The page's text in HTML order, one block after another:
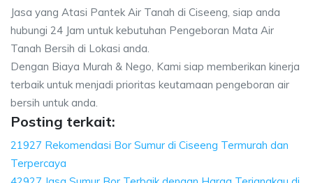
Jasa yang Atasi Pantek Air Tanah di Ciseeng, siap anda
hubungi 24 Jam untuk kebutuhan Pengeboran Mata Air
Tanah Bersih di Lokasi anda.
Dengan Biaya Murah & Nego, Kami siap memberikan kinerja
terbaik untuk menjadi prioritas keutamaan pengeboran air
bersih untuk anda.
Posting terkait:
21927 Rekomendasi Bor Sumur di Ciseeng Termurah dan
Terpercaya